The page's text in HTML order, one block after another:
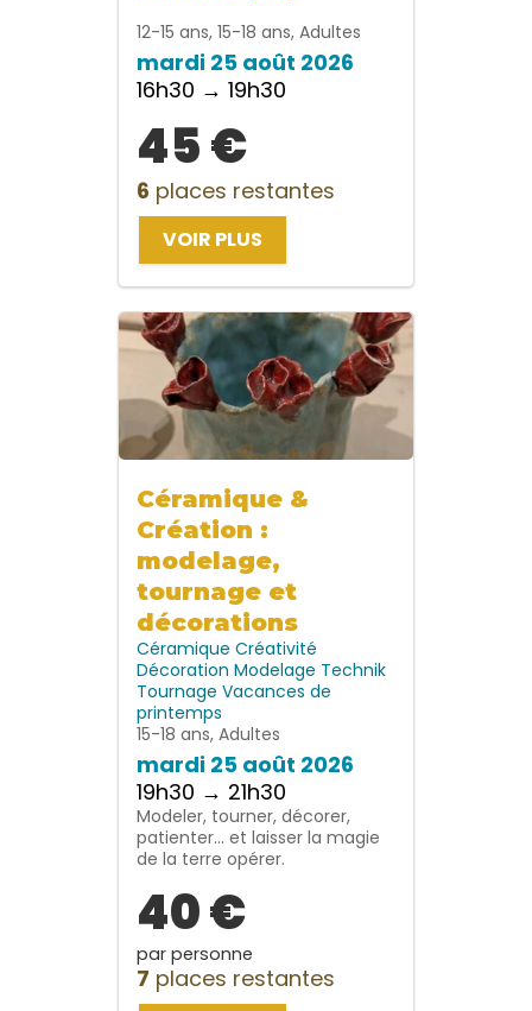
12-15 ans, 15-18 ans, Adultes
mardi 25 août 2026
16h30 → 19h30
45 €
6 places restantes
VOIR PLUS
Céramique &
Création :
modelage,
tournage et
décorations
Céramique Créativité
Décoration Modelage Technik
Tournage Vacances de
printemps
15-18 ans, Adultes
mardi 25 août 2026
19h30 → 21h30
Modeler, tourner, décorer,
patienter… et laisser la magie
de la terre opérer.
40 €
par personne
7 places restantes